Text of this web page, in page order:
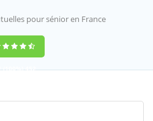
pour sénior en France
(100%)452